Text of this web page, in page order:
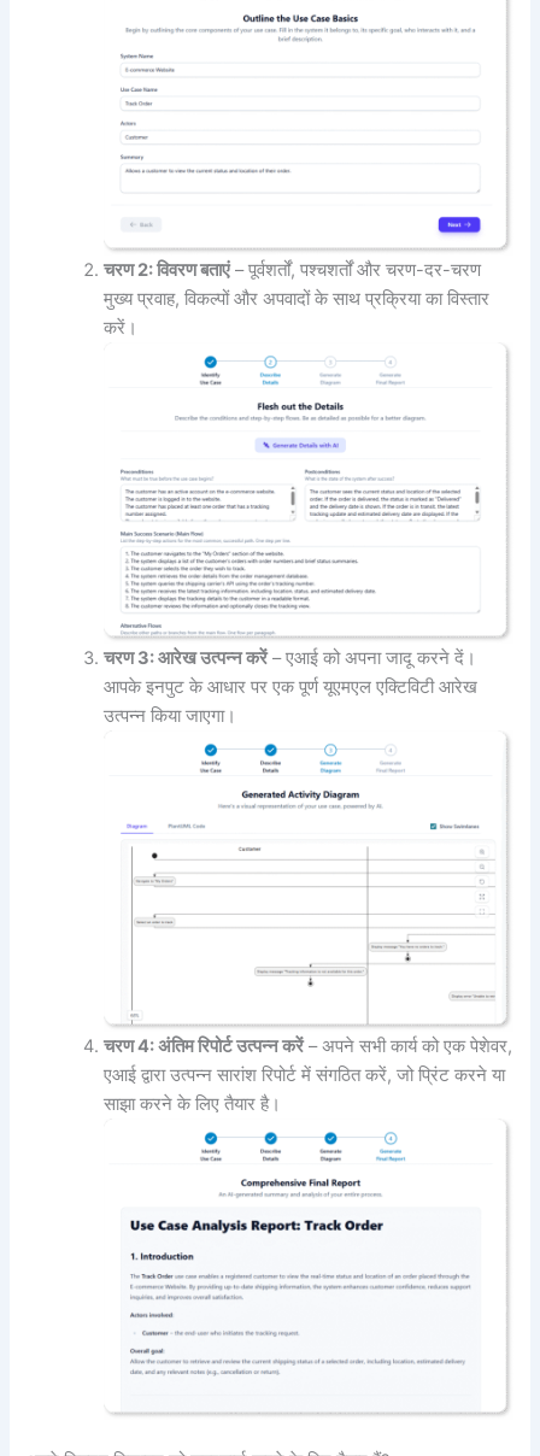
चरण 2: विवरण बताएं– पूर्वशर्तों, पश्चशर्तों और चरण-दर-चरण
मुख्य प्रवाह, विकल्पों और अपवादों के साथ प्रक्रिया का विस्तार
करें।
चरण 3: आरेख उत्पन्न करें– एआई को अपना जादू करने दें।
आपके इनपुट के आधार पर एक पूर्ण यूएमएल एक्टिविटी आरेख
उत्पन्न किया जाएगा।
चरण 4: अंतिम रिपोर्ट उत्पन्न करें– अपने सभी कार्य को एक पेशेवर,
एआई द्वारा उत्पन्न सारांश रिपोर्ट में संगठित करें, जो प्रिंट करने या
साझा करने के लिए तैयार है।